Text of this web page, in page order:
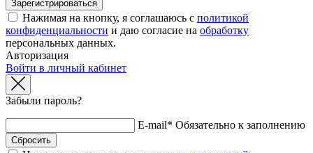
Нажимая на кнопку, я соглашаюсь с политикой
конфиденциальности и даю согласие на обработку
персональных данных.
Авторизация
Войти в личный кабинет
Забыли пароль?
E-mail* Обязательно к заполнению